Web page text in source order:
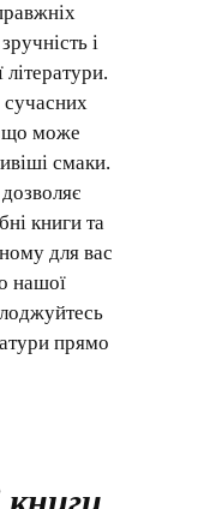
і
літератури.
сучасних
що може
смаки.
книги та
для вас
нашої
прямо